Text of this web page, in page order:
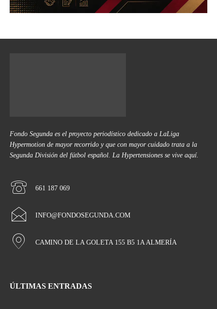
Fondo Segunda es el proyecto periodístico dedicado a LaLiga
Hypermotion de mayor recorrido y que con mayor cuidado trata a la
Segunda División del fútbol español. La Hypertensiones se vive aquí.
661 187 069
INFO@FONDOSEGUNDA.COM
CAMINO DE LA GOLETA 155 B5 1A ALMERÍA
ÚLTIMAS ENTRADAS